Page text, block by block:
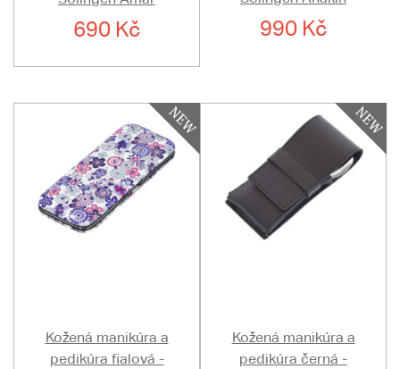
690 Kč 990 Kč
Kožená manikúra a
pedikúra fialová -
Kožená manikúra a
pedikúra černá -